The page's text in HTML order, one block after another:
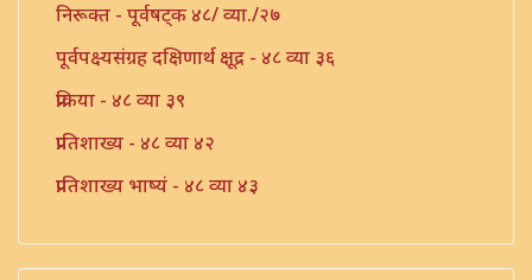
निरूक्त - पूर्वषट्क ४८/ व्या./२७
पूर्वपक्ष्यसंग्रह दक्षिणार्थ क्षूद्र - ४८ व्या ३६
प्रक्रिया - ४८ व्या ३९
प्रातिशाख्य - ४८ व्या ४२
प्रातिशाख्य भाष्यं - ४८ व्या ४३
प्रौढमनोरमा ४८ व्या ४६